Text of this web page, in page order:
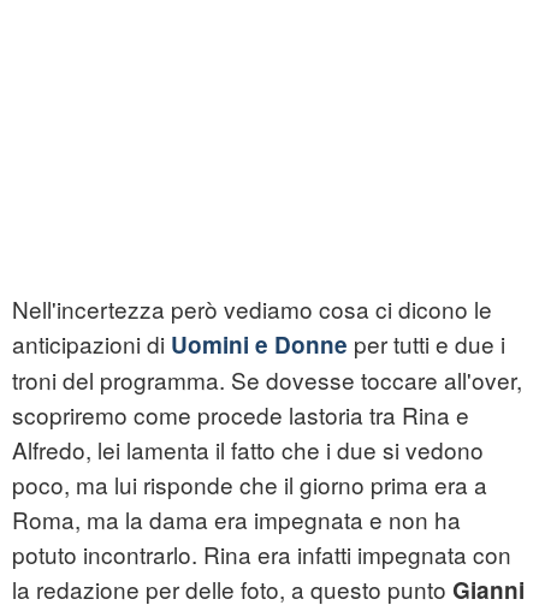
Nell'incertezza però vediamo cosa ci dicono le
anticipazioni di Uomini e Donne per tutti e due i
troni del programma. Se dovesse toccare all'over,
scopriremo come procede lastoria tra Rina e
Alfredo, lei lamenta il fatto che i due si vedono
poco, ma lui risponde che il giorno prima era a
Roma, ma la dama era impegnata e non ha
potuto incontrarlo. Rina era infatti impegnata con
la redazione per delle foto, a questo punto Gianni